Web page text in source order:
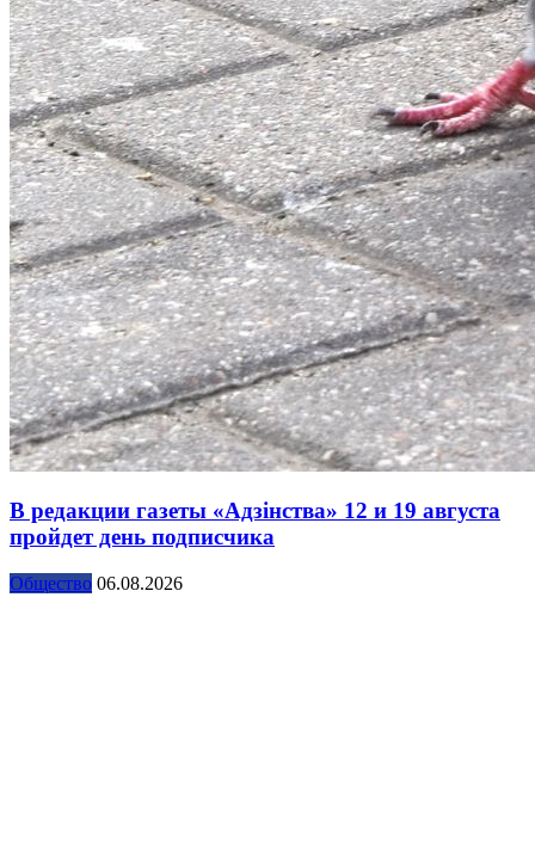
В редакции газеты «Адзінства» 12 и 19 августа
пройдет день подписчика
Общество 06.08.2026